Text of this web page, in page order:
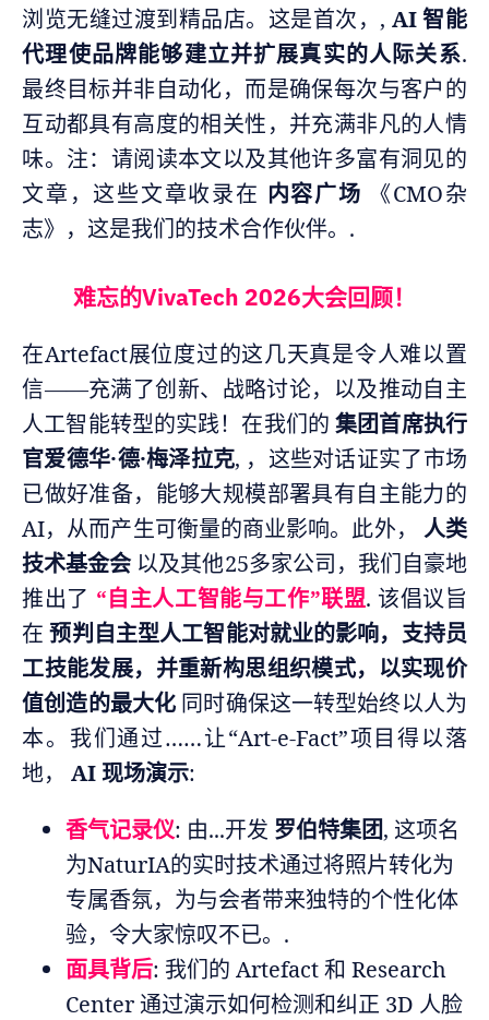
浏览无缝过渡到精品店。这是首次，, AI 智能
代理使品牌能够建立并扩展真实的人际关系.
最终目标并非自动化，而是确保每次与客户的
互动都具有高度的相关性，并充满非凡的人情
味。注：请阅读本文以及其他许多富有洞见的
文章，这些文章收录在 内容广场
《CMO杂
志》，这是我们的技术合作伙伴。.
难忘的VivaTech 2026大会回顾！
在Artefact展位度过的这几天真是令人难以置
信——充满了创新、战略讨论，以及推动自主
人工智能转型的实践！在我们的集团首席执行
官爱德华·德·梅泽拉克, ，这些对话证实了市场
已做好准备，能够大规模部署具有自主能力的
AI，从而产生可衡量的商业影响。此外， 人类
技术基金会 以及其他25多家公司，我们自豪地
推出了 “自主人工智能与工作”联盟. 该倡议旨
在预判自主型人工智能对就业的影响，支持员
工技能发展，并重新构思组织模式，以实现价
值创造的最大化 同时确保这一转型始终以人为
本。我们通过……让“Art-e-Fact”项目得以落
地，AI 现场演示:
香气记录仪: 由...开发 罗伯特集团, 这项名
为NaturIA的实时技术通过将照片转化为
专属香氛，为与会者带来独特的个性化体
验，令大家惊叹不已。.
面具背后: 我们的 Artefact 和 Research
Center 通过演示如何检测和纠正 3D 人脸